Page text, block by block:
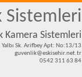
Sistemleri
Kamera Sistemleri
Yalbı Sk. Arifbey Apt: No:13/13
guvenlik@eskisehir.net.tr
0542 311 63 84